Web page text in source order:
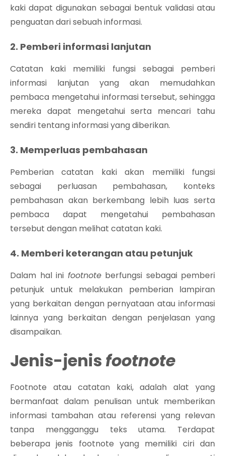
kaki dapat digunakan sebagai bentuk validasi atau
penguatan dari sebuah informasi.
2. Pemberi informasi lanjutan
Catatan kaki memiliki fungsi sebagai pemberi
informasi lanjutan yang akan memudahkan
pembaca mengetahui informasi tersebut, sehingga
mereka dapat mengetahui serta mencari tahu
sendiri tentang informasi yang diberikan.
3. Memperluas pembahasan
Pemberian catatan kaki akan memiliki fungsi
sebagai perluasan pembahasan, konteks
pembahasan akan berkembang lebih luas serta
pembaca dapat mengetahui pembahasan
tersebut dengan melihat catatan kaki.
4. Memberi keterangan atau petunjuk
Dalam hal ini footnoteberfungsi sebagai pemberi
petunjuk untuk melakukan pemberian lampiran
yang berkaitan dengan pernyataan atau informasi
lainnya yang berkaitan dengan penjelasan yang
disampaikan.
Jenis-jenis footnote
Footnote atau catatan kaki, adalah alat yang
bermanfaat dalam penulisan untuk memberikan
informasi tambahan atau referensi yang relevan
tanpa mengganggu teks utama. Terdapat
beberapa jenis footnote yang memiliki ciri dan